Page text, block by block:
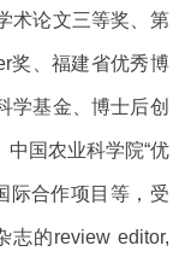
术论文三等奖、第
奖、福建省优秀博
学基金、博士后创
国农业科学院“优
际合作项目等，受
志的review editor,